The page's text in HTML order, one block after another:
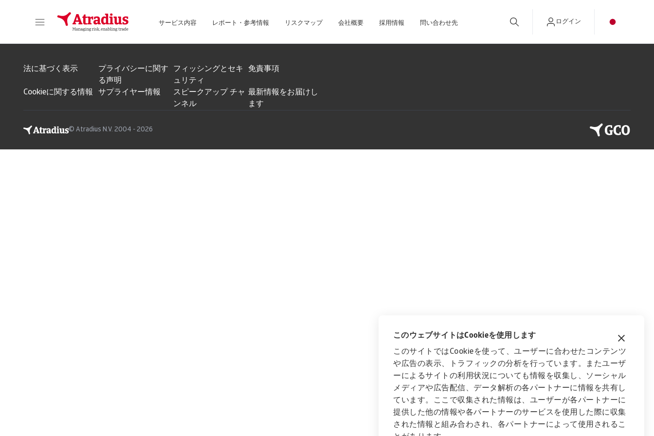
このウェブサイトはCookieを使用します
このサイトではCookieを使って、ユーザーに合わせたコンテンツ
や広告の表示、トラフィックの分析を行っています。またユーザ
ーによるサイトの利用状況についても情報を収集し、ソーシャル
メディアや広告配信、データ解析の各パートナーに情報を共有し
ています。ここで収集された情報は、ユーザーが各パートナーに
提供した他の情報や各パートナーのサービスを使用した際に収集
された情報と組み合わされ、各パートナーによって使用されるこ
サービス内容 レポート・参考情報 リスクマップ 会社概要 採用情報 問い合わせ先 ログイン
法に基づく表示
プライバシーに関す
る声明
フィッシングとセキ
ュリティ
免責事項
Cookieに関する情報 サプライヤー情報
スピークアップ チャ
ンネル
最新情報をお届けし
ます
© Atradius N.V. 2004 - 2026